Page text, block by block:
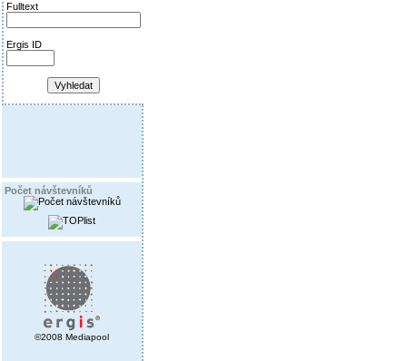
Fulltext
Ergis ID
Počet návštevníků
©2008 Mediapool